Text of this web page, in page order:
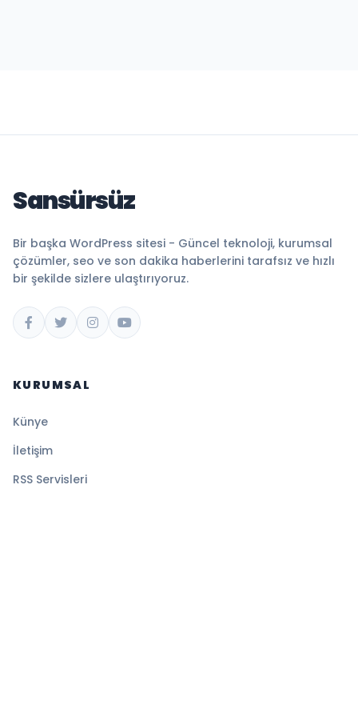
Sansürsüz
Bir başka WordPress sitesi - Güncel teknoloji, kurumsal
çözümler, seo ve son dakika haberlerini tarafsız ve hızlı
bir şekilde sizlere ulaştırıyoruz.
KURUMSAL
Künye
İletişim
RSS Servisleri